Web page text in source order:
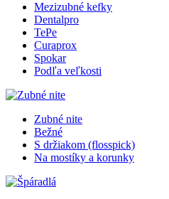
Mezizubné kefky
Dentalpro
TePe
Curaprox
Spokar
Podľa veľkosti
Zubné nite
Bežné
S držiakom (flosspick)
Na mostíky a korunky